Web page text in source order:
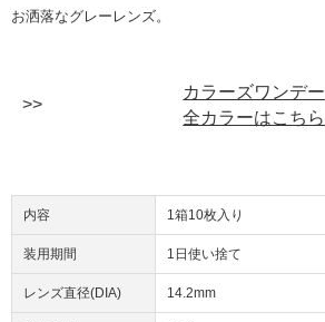
お洒落なグレーレンズ。
カラーズワンデー
全カラーはこちら
内容 1箱10枚入り
装用期間 1日使い捨て
レンズ直径(DIA) 14.2mm